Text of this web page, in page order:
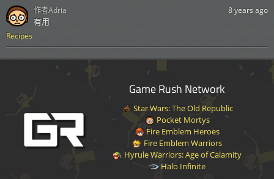
Recipes
8 years ago
有用
作者Adria
Game Rush Network
Star Wars: The Old Republic
Pocket Mortys
Fire Emblem Heroes
Fire Emblem Warriors
Hyrule Warriors: Age of Calamity
Halo Infinite